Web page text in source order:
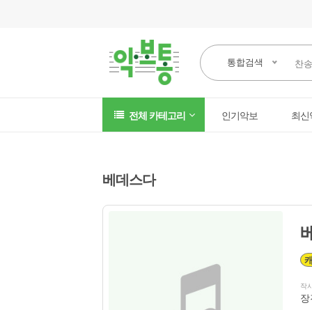
통합검색
전체 카테고리 인기악보 최
베데스다
작